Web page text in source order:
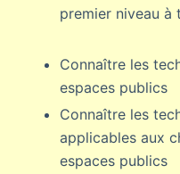
premier niveau
Connaître les
espaces
Connaître les
applicables aux
espaces